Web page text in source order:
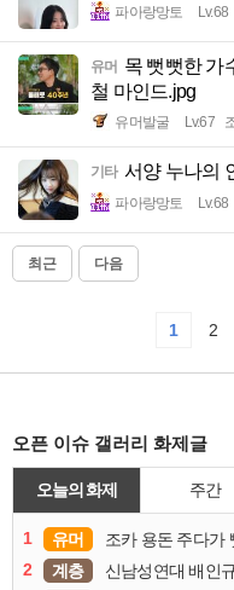
파아랑망토 Lv.68
유머 목 뻣뻣한 가
철 마인드.jpg
유머발굴 Lv.67
기타 서양 누나의
파아랑망토 Lv.68
최근 다음
1 2
오픈 이슈 갤러리 화제글
오늘의 화제 주간
1 유머 조카 용돈 주다가
2
계층 신남성연대 배인